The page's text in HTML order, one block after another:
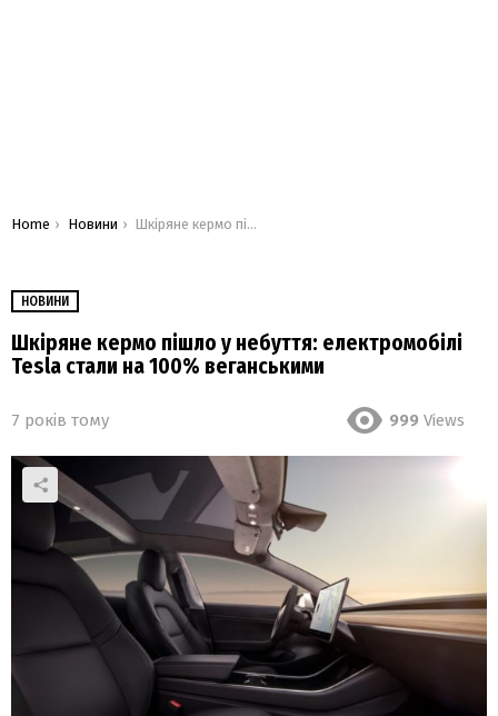
You are here:
Home Новини Шкіряне кермо пішло у небуття: електромобілі Tesla стали на 100% веганськими
НОВИНИ
Шкіряне кермо пішло у небуття: електромобілі
Tesla стали на 100% веганськими
7 років тому 999 Views